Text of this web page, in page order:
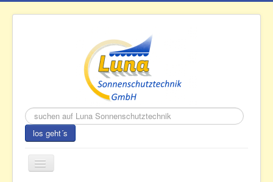
Suchen
...
los geht´s
Navigation
an/aus